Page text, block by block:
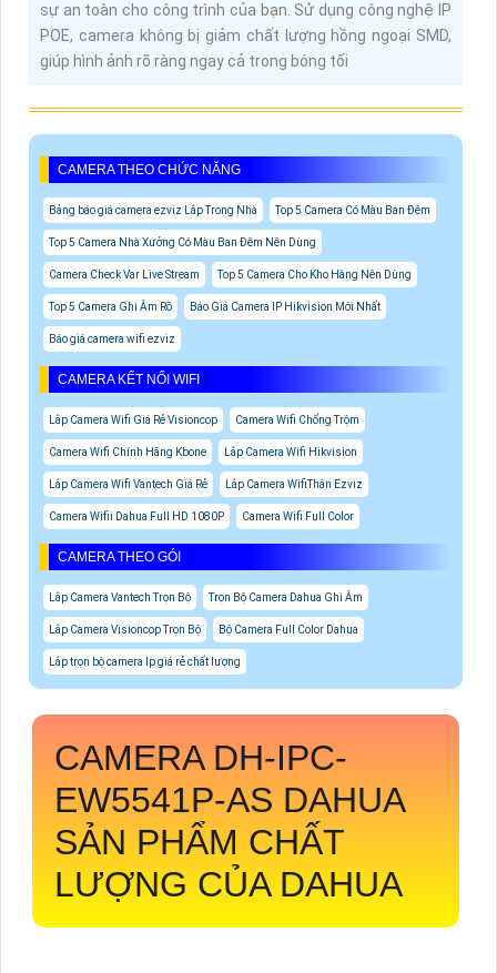
sự an toàn cho công trình của bạn. Sử dụng công nghệ IP
POE, camera không bị giảm chất lượng hồng ngoại SMD,
giúp hình ảnh rõ ràng ngay cả trong bóng tối
CAMERA THEO CHỨC NĂNG
Bảng báo giá camera ezviz Lắp Trong Nhà Top 5 Camera Có Màu Ban Đêm
Top 5 Camera Nhà Xưởng Có Màu Ban Đêm Nên Dùng
Camera Check Var Live Stream Top 5 Camera Cho Kho Hàng Nên Dùng
Top 5 Camera Ghi Âm Rõ Báo Giá Camera IP Hikvision Mới Nhất
Báo giá camera wifi ezviz
CAMERA KẾT NỐI WIFI
Lắp Camera Wifi Giá Rẻ Visioncop Camera Wifi Chống Trộm
Camera Wifi Chính Hãng Kbone Lắp Camera Wifi Hikvision
Lắp Camera Wifi Vantech Giá Rẻ Lắp Camera WifiThân Ezviz
Camera Wifii Dahua Full HD 1080P Camera Wifi Full Color
CAMERA THEO GÓI
Lắp Camera Vantech Trọn Bộ Trọn Bộ Camera Dahua Ghi Âm
Lắp Camera Visioncop Trọn Bộ Bộ Camera Full Color Dahua
Lắp trọn bộ camera Ip giá rẻ chất lượng
CAMERA DH-IPC-
EW5541P-AS DAHUA
SẢN PHẨM CHẤT
LƯỢNG CỦA DAHUA